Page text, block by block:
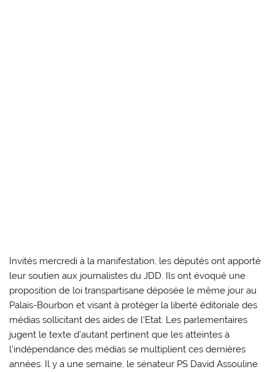
Invités mercredi à la manifestation, les députés ont apporté
leur soutien aux journalistes du JDD. Ils ont évoqué une
proposition de loi transpartisane déposée le même jour au
Palais-Bourbon et visant à protéger la liberté éditoriale des
médias sollicitant des aides de l’Etat. Les parlementaires
jugent le texte d’autant pertinent que les atteintes à
l’indépendance des médias se multiplient ces dernières
années. Il y a une semaine, le sénateur PS David Assouline